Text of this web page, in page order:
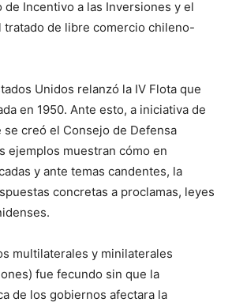
de Incentivo a las Inversiones y el
tratado de libre comercio chileno-
Unidos relanzó la IV Flota que
en 1950. Ante esto, a iniciativa de
creó el Consejo de Defensa
ejemplos muestran cómo en
y ante temas candentes, la
concretas a proclamas, leyes
multilaterales y minilaterales
fue fecundo sin que la
de los gobiernos afectara la